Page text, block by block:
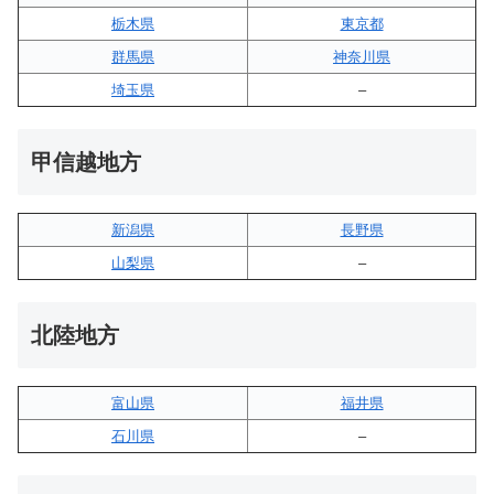
栃木県
東京都
群馬県
神奈川県
埼玉県
–
甲信越地方
新潟県
長野県
山梨県
–
北陸地方
富山県
福井県
石川県
–